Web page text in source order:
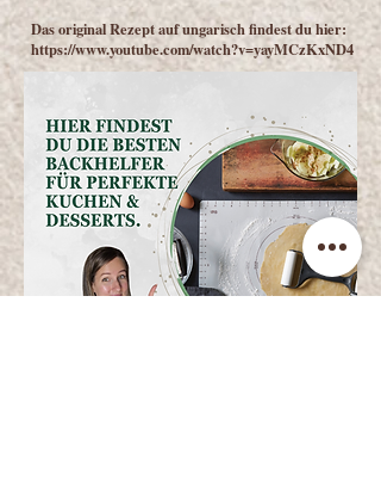
Das original Rezept auf ungarisch findest du hier:
https://www.youtube.com/watch?v=yayMCzKxND4